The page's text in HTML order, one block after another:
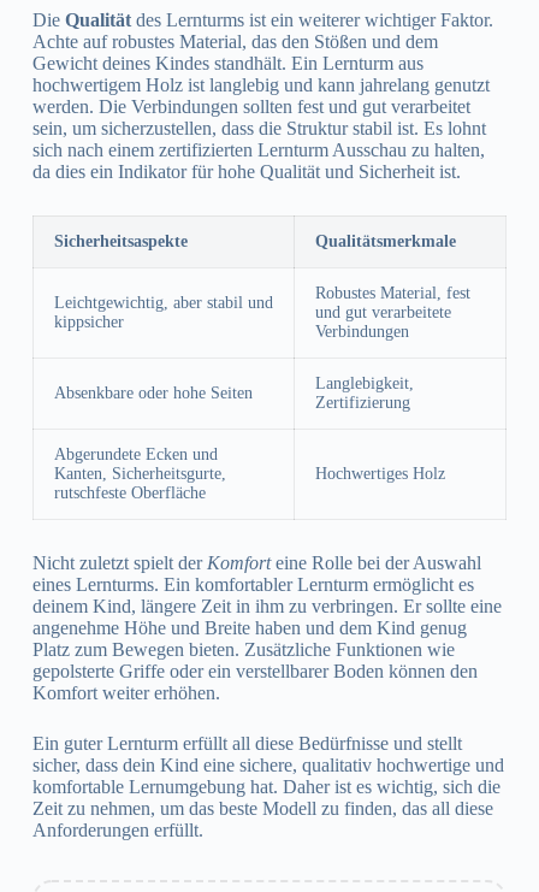
Die Qualitätdes Lernturms ist ein weiterer wichtiger Faktor.
Achte auf robustes Material, das den Stößen und dem
Gewicht deines Kindes standhält. Ein Lernturm aus
hochwertigem Holz ist langlebig und kann jahrelang genutzt
werden. Die Verbindungen sollten fest und gut verarbeitet
sein, um sicherzustellen, dass die Struktur stabil ist. Es lohnt
sich nach einem zertifizierten Lernturm Ausschau zu halten,
da dies ein Indikator für hohe Qualität und Sicherheit ist.
Sicherheitsaspekte Qualitätsmerkmale
Leichtgewichtig, aber stabil und
kippsicher
Robustes Material, fest
und gut verarbeitete
Verbindungen
Absenkbare oder hohe Seiten
Langlebigkeit,
Zertifizierung
Abgerundete Ecken und
Kanten, Sicherheitsgurte,
rutschfeste Oberfläche
Hochwertiges Holz
Nicht zuletzt spielt der Komforteine Rolle bei der Auswahl
eines Lernturms. Ein komfortabler Lernturm ermöglicht es
deinem Kind, längere Zeit in ihm zu verbringen. Er sollte eine
angenehme Höhe und Breite haben und dem Kind genug
Platz zum Bewegen bieten. Zusätzliche Funktionen wie
gepolsterte Griffe oder ein verstellbarer Boden können den
Komfort weiter erhöhen.
Ein guter Lernturm erfüllt all diese Bedürfnisse und stellt
sicher, dass dein Kind eine sichere, qualitativ hochwertige und
komfortable Lernumgebung hat. Daher ist es wichtig, sich die
Zeit zu nehmen, um das beste Modell zu finden, das all diese
Anforderungen erfüllt.